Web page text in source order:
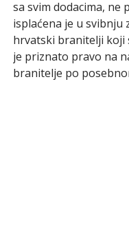
sa svim dodacima, ne
isplaćena je u svibnju
hrvatski branitelji koji
je priznato pravo na
branitelje po